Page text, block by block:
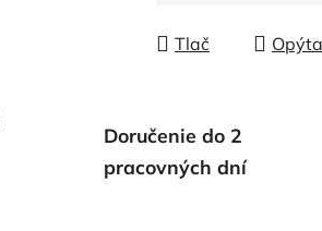
Tlač
Doručenie do 2
pracovných dní